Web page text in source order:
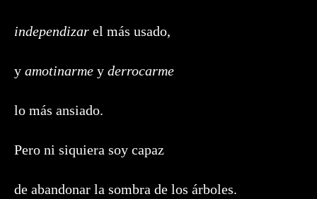
independizar el más usado,
y amotinarme y derrocarme
lo más ansiado.
Pero ni siquiera soy capaz
de abandonar la sombra de los árboles.